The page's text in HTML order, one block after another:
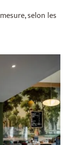
selon les